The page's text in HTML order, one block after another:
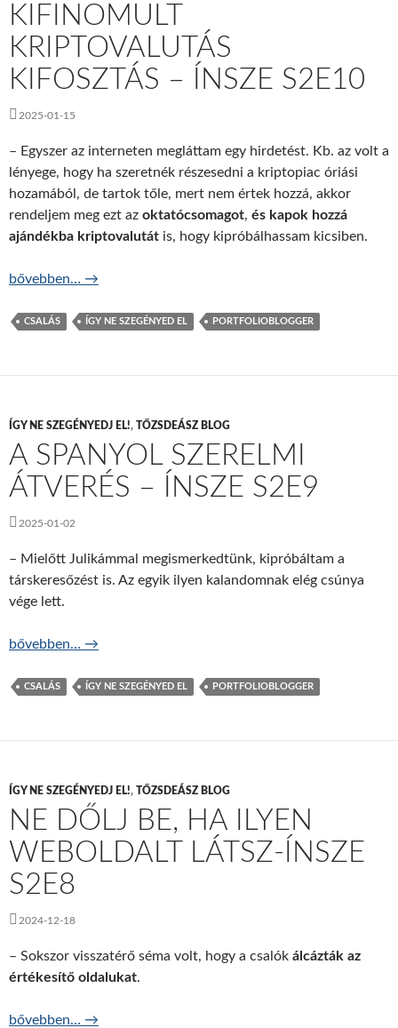
KIFINOMULT
KRIPTOVALUTÁS
KIFOSZTÁS – ÍNSZE S2E10
2025-01-15
– Egyszer az interneten megláttam egy hirdetést. Kb. az volt a
lényege, hogy ha szeretnék részesedni a kriptopiac óriási
hozamából, de tartok tőle, mert nem értek hozzá, akkor
rendeljem meg ezt az oktatócsomagot, és kapok hozzá
ajándékba kriptovalutát is, hogy kipróbálhassam kicsiben.
Kifinomult kriptovalutás kifosztás – ÍNSZE S2E10
bővebben… →
CSALÁS ÍGY NE SZEGÉNYED EL PORTFOLIOBLOGGER
ÍGY NE SZEGÉNYEDJ EL!, TŐZSDEÁSZ BLOG
A SPANYOL SZERELMI
ÁTVERÉS – ÍNSZE S2E9
2025-01-02
– Mielőtt Julikámmal megismerkedtünk, kipróbáltam a
társkeresőzést is. Az egyik ilyen kalandomnak elég csúnya
vége lett.
A spanyol szerelmi átverés – ÍNSZE S2E9
bővebben… →
CSALÁS ÍGY NE SZEGÉNYED EL PORTFOLIOBLOGGER
ÍGY NE SZEGÉNYEDJ EL!, TŐZSDEÁSZ BLOG
NE DŐLJ BE, HA ILYEN
WEBOLDALT LÁTSZ-ÍNSZE
S2E8
2024-12-18
– Sokszor visszatérő séma volt, hogy a csalók álcázták az
értékesítő oldalukat.
Ne dőlj be, ha ilyen weboldalt látsz-ÍNSZE S2E8
bővebben… →